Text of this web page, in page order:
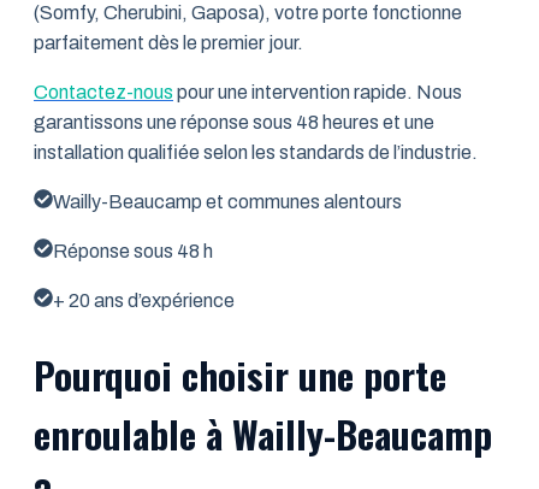
(Somfy, Cherubini, Gaposa), votre porte fonctionne
parfaitement dès le premier jour.
Contactez-nous pour une intervention rapide. Nous
garantissons une réponse sous 48 heures et une
installation qualifiée selon les standards de l’industrie.
Wailly-Beaucamp et communes alentours
Réponse sous 48 h
+ 20 ans d’expérience
Pourquoi choisir une porte
enroulable à Wailly-Beaucamp